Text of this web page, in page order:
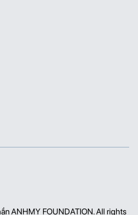
ANHMY FOUNDATION. All rights